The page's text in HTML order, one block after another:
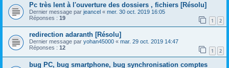
Pc très lent à l'ouverture des dossiers , fichiers [Résolu]
Dernier message par jeancel « mer. 30 oct. 2019 16:05
Réponses : 19 1 2
redirection adaranth [Résolu]
Dernier message par yohan45000 « mar. 29 oct. 2019 14:47
Réponses : 12 1 2
bug PC, bug smartphone, bug synchronisation comptes